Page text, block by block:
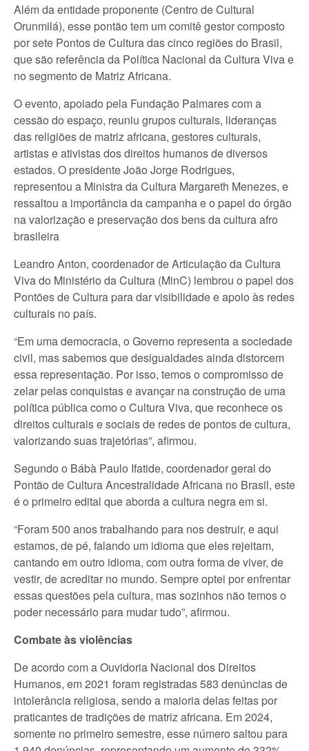
Além da entidade proponente (Centro de Cultural
Orunmilá), esse pontão tem um comitê gestor composto
por sete Pontos de Cultura das cinco regiões do Brasil,
que são referência da Política Nacional da Cultura Viva e
no segmento de Matriz Africana.
O evento, apoiado pela Fundação Palmares com a
cessão do espaço, reuniu grupos culturais, lideranças
das religiões de matriz africana, gestores culturais,
artistas e ativistas dos direitos humanos de diversos
estados. O presidente João Jorge Rodrigues,
representou a Ministra da Cultura Margareth Menezes, e
ressaltou a importância da campanha e o papel do órgão
na valorização e preservação dos bens da cultura afro
brasileira
Leandro Anton, coordenador de Articulação da Cultura
Viva do Ministério da Cultura (MinC) lembrou o papel dos
Pontões de Cultura para dar visibilidade e apoio às redes
culturais no país.
“Em uma democracia, o Governo representa a sociedade
civil, mas sabemos que desigualdades ainda distorcem
essa representação. Por isso, temos o compromisso de
zelar pelas conquistas e avançar na construção de uma
política pública como o Cultura Viva, que reconhece os
direitos culturais e sociais de redes de pontos de cultura,
valorizando suas trajetórias”, afirmou.
Segundo o Bábà Paulo Ifatide, coordenador geral do
Pontão de Cultura Ancestralidade Africana no Brasil, este
é o primeiro edital que aborda a cultura negra em si.
“Foram 500 anos trabalhando para nos destruir, e aqui
estamos, de pé, falando um idioma que eles rejeitam,
cantando em outro idioma, com outra forma de viver, de
vestir, de acreditar no mundo. Sempre optei por enfrentar
essas questões pela cultura, mas sozinhos não temos o
poder necessário para mudar tudo”, afirmou.
Combate às violências
De acordo com a Ouvidoria Nacional dos Direitos
Humanos, em 2021 foram registradas 583 denúncias de
intolerância religiosa, sendo a maioria delas feitas por
praticantes de tradições de matriz africana. Em 2024,
somente no primeiro semestre, esse número saltou para